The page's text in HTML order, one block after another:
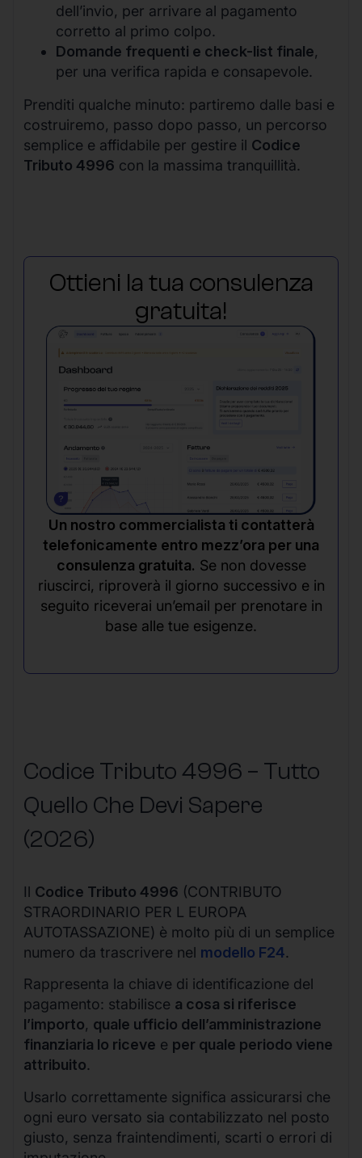
dell’invio, per arrivare al pagamento
corretto al primo colpo.
Domande frequenti e check-list finale,
per una verifica rapida e consapevole.
Prenditi qualche minuto: partiremo dalle basi e
costruiremo, passo dopo passo, un percorso
semplice e affidabile per gestire il Codice
Tributo 4996 con la massima tranquillità.
Ottieni la tua consulenza
gratuita!
Un nostro commercialista ti contatterà
telefonicamente entro mezz’ora per una
consulenza gratuita. Se non dovesse
riuscirci, riproverà il giorno successivo e in
seguito riceverai un’email per prenotare in
base alle tue esigenze.
Codice Tributo 4996 – Tutto
Quello Che Devi Sapere
(2026)
Il Codice Tributo 4996 (CONTRIBUTO
STRAORDINARIO PER L EUROPA
AUTOTASSAZIONE) è molto più di un semplice
numero da trascrivere nel modello F24.
Rappresenta la chiave di identificazione del
pagamento: stabilisce a cosa si riferisce
l’importo, quale ufficio dell’amministrazione
finanziaria lo riceve e per quale periodo viene
attribuito.
Usarlo correttamente significa assicurarsi che
ogni euro versato sia contabilizzato nel posto
giusto, senza fraintendimenti, scarti o errori di